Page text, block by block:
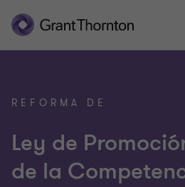
REFORMA DE
Ley de
de la